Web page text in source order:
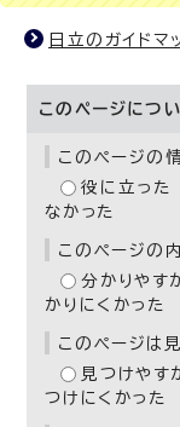
日立のガイド
このページにつ
このページの
役に立った
なかった
このページの
分かりやす
かりにくかった
このページは
見つけやす
つけにくかった